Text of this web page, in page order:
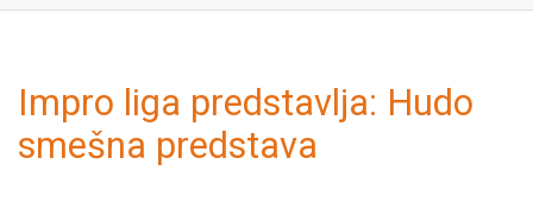
Impro liga predstavlja: Hudo
smešna predstava